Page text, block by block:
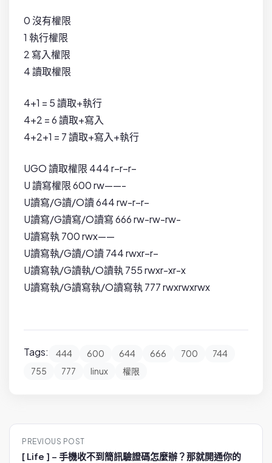
0 沒有權限
1 執行權限
2 寫入權限
4 讀取權限
4+1 = 5 讀取+執行
4+2 = 6 讀取+寫入
4+2+1 = 7 讀取+寫入+執行
UGO 讀取權限 444 r–r–r–
U 讀寫權限 600 rw——-
U讀寫/G讀/O讀 644 rw-r–r–
U讀寫/G讀寫/O讀寫 666 rw-rw-rw-
U讀寫執 700 rwx——
U讀寫執/G讀/O讀 744 rwxr–r–
U讀寫執/G讀執/O讀執 755 rwxr-xr-x
U讀寫執/G讀寫執/O讀寫執 777 rwxrwxrwx
Tags: 444 600 644 666 700
744
755
777 linux 權限
P
PREVIOUS POST
[ Life ] – 手機收不到簡訊驗證碼怎麼辦？那就開通你的